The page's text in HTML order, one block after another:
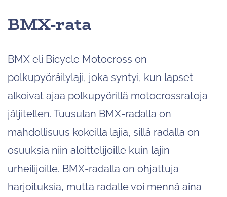
BMX-rata
BMX eli Bicycle Motocross on
polkupyöräilylaji, joka syntyi, kun lapset
alkoivat ajaa polkupyörillä motocrossratoja
jäljitellen. Tuusulan BMX-radalla on
mahdollisuus kokeilla lajia, sillä radalla on
osuuksia niin aloittelijoille kuin lajin
urheilijoille. BMX-radalla on ohjattuja
harjoituksia, mutta radalle voi mennä aina